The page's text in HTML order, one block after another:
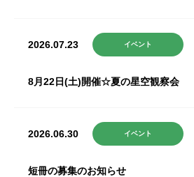
2026.07.23 イベント
8月22日(土)開催☆夏の星空観察会
2026.06.30 イベント
短冊の募集のお知らせ